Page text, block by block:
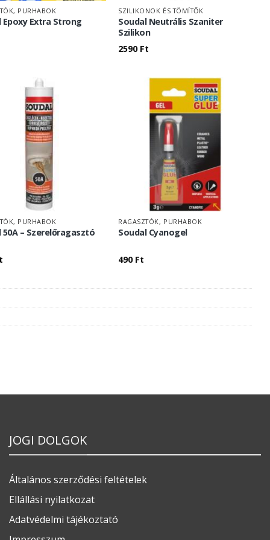
PURHABOK
Epoxy Extra Strong
SZILIKONOK ÉS TÖMÍTŐK
Soudal Neutrális Szaniter
Szilikon
2590 Ft
PURHABOK
50A – Szerelőragasztó
RAGASZTÓK, PURHABOK
Soudal Cyanogel
490 Ft
JOGI DOLGOK
Általános szerződési feltételek
Ellállási nyilatkozat
Adatvédelmi tájékoztató